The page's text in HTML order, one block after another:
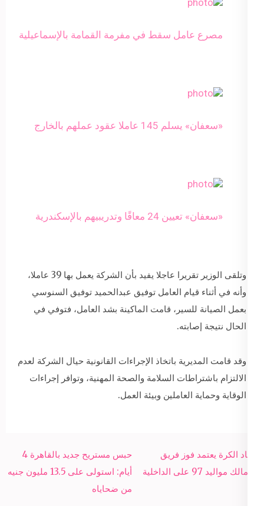
مصرع عامل سقط في مفرمة القمامة بالإسماعيلية
«سعفان» يسلم 145 عاملا عقود عملهم بالخارج
«سعفان» تعيين 24 معاقًا وتدريبيهم بالإسكندرية
وتلقى الوزير تقريرا عاجلا يفيد بأن الشركة يعمل بها 39 عاملا،
وأنه في أثناء قيام العامل توفيق عبدالحميد توفيق السنوسي
بعمل الصيانة للسير، قامت الماكينة بشد العامل، فتوفي في
الحال نتيجة إصابته.
وقد قامت المديرية باتخاذ الإجراءات القانونية حيال الشركة لعدم
الالتزام باشتراطات السلامة والصحة المهنية، وتوافر إجراءات
الوقاية وحماية العاملين وبيئة العمل.
Post
navigation
حبس مستريح جديد بالقاهرة 4
أيام: استولى على 13.5 مليون جنيه
من ضحاياه
اتحاد الكرة يعتمد فوز فريق
الزمالك مواليد 97 على الداخلية